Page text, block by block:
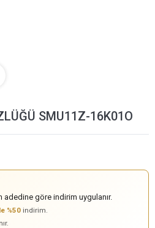
SMU11Z-16K01O
adedine göre indirim uygulanır.
%50 indirim.